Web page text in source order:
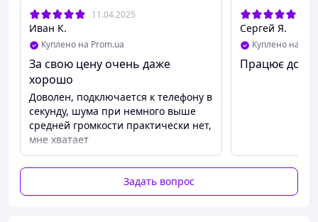
Автомобильный BOROFONE BC41 2-USB 3.1A
11.04.2025
Иван К.
Куплено на Prom.ua
За свою цену очень даже
хорошо
Доволен, подключается к телефону в
секунду, шума при немного выше
средней громкости практически нет,
мне хватает
Сергей Я.
Куплено на
Працює
Задать вопрос